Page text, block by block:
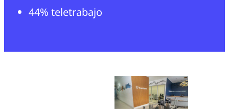
44% teletrabajo